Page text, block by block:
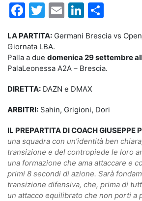
Facebook
Twitter
EmailLinkedIn
LA PARTITA: Germani Brescia vs
Giornata LBA.
Palla a due domenica 29 settembre
PalaLeonessa A2A – Brescia.
DIRETTA: DAZN e DMAX
ARBITRI: Sahin, Grigioni, Dori
IL PREPARTITA DI COACH GIUSEPPE
una squadra con un’identità ben
transizione e del contropiede le loro
una formazione che ama attaccare e
primi 8 secondi di azione. Sarà
transizione difensiva, che, prima di
un attacco equilibrato che non porti a